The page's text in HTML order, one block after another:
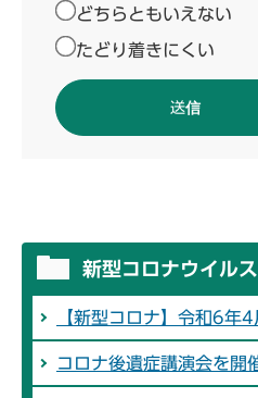
どちらともいえない
たどり着きにくい
新型コロナウイル
【新型コロナ】令和6年
コロナ後遺症講演会を開